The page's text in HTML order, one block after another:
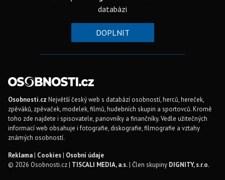
databázi
DOPLNIT
Osobnosti.cz Největší český web s databází osobností, herců, hereček,
zpěváků, zpěvaček, modelek, filmů, hudebních skupin a sportovců. Kromě
toho zde najdete i spisovatele, panovníky a finančníky. Vedle užitečných
informací web obsahuje i fotografie, diskografie, filmografie a vztahy
známých osobností.
Reklama| Cookies| Osobní údaje
© 2026 Osobnosti.cz | TISCALI MEDIA, a.s.| Člen skupiny DIGNITY, s.r.o.